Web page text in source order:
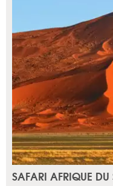
SAFARI AFRIQUE